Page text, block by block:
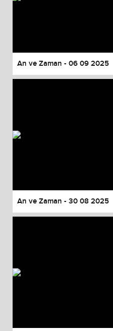
An ve Zaman - 06 09 2025
An ve Zaman - 30 08 2025